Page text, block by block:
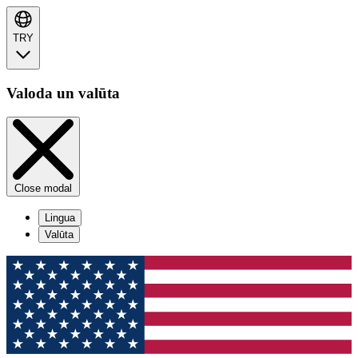
TRY
Valoda un valūta
Close modal
Lingua
Valūta